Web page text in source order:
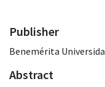
Publisher
Benemérita
Abstract